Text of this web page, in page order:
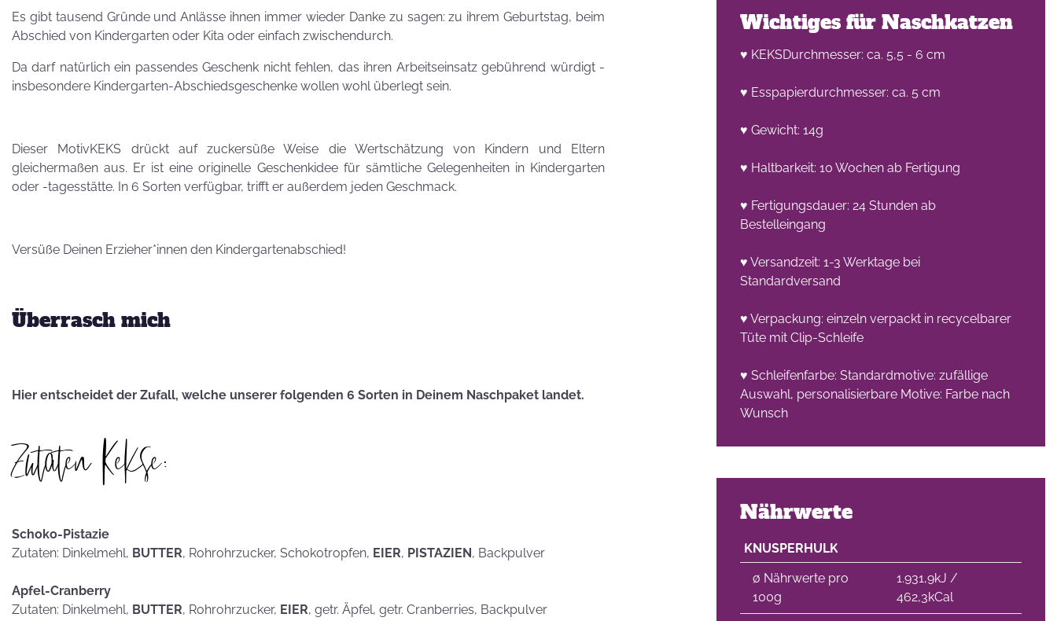
Unternehmen
KEKSTastrophe? - Notfalltipps
Vatertag,
Es gibt tausend Gründe und Anlässe ihnen immer wieder Danke zu sagen: zu ihrem Geburtstag, beim
Abschied von Kindergarten oder Kita oder einfach zwischendurch.
Da darf natürlich ein passendes Geschenk nicht fehlen, das ihren Arbeitseinsatz gebührend würdigt -
insbesondere Kindergarten-Abschiedsgeschenke wollen wohl überlegt sein.
Dieser MotivKEKS drückt auf zuckersüße Weise die Wertschätzung von Kindern und Eltern
gleichermaßen aus. Er ist eine originelle Geschenkidee für sämtliche Gelegenheiten in Kindergarten
oder -tagesstätte. In 6 Sorten verfügbar, trifft er außerdem jeden Geschmack.
Versüße Deinen Erzieher*innen den Kindergartenabschied!
Überrasch mich
Hier entscheidet der Zufall, welche unserer folgenden 6 Sorten in Deinem Naschpaket landet.
Zutaten Kekse:
Schoko-Pistazie
Zutaten: Dinkelmehl, BUTTER, Rohrohrzucker, Schokotropfen, EIER, PISTAZIEN, Backpulver
Apfel-Cranberry
Zutaten: Dinkelmehl, BUTTER, Rohrohrzucker, EIER, getr. Äpfel, getr. Cranberries, Backpulver
Wichtiges für Naschkatzen
♥ KEKSDurchmesser: ca. 5,5 - 6 cm
♥ Esspapierdurchmesser: ca. 5 cm
♥ Gewicht: 14g
♥ Haltbarkeit: 10 Wochen ab Fertigung
♥ Fertigungsdauer: 24 Stunden ab
Bestelleingang
♥ Versandzeit: 1-3 Werktage bei
Standardversand
♥ Verpackung: einzeln verpackt in recycelbarer
Tüte mit Clip-Schleife
♥ Schleifenfarbe: Standardmotive: zufällige
Auswahl, personalisierbare Motive: Farbe nach
Wunsch
Nährwerte
KNUSPERHULK
∅ Nährwerte pro
100g
1.931,9kJ /
462,3kCal